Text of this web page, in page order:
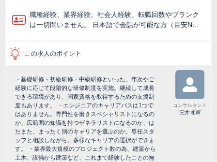
職種経験、業界経験、社会人経験、転職回数やブランク
は一切問いません。 日本語で会話が可能な方（目安N…
この求人のポイント
・基礎研修・初級研修・中級研修といった、年次やご
経験に応じて段階的な研修制度を実施。継続して成長
できる環境があり、国家資格を取得するための支援制
度もあります。 ・エンジニアのキャリアパスは1つで
はありません。専門性を磨きスペシャリストになるの
か、広範囲の知識を持つゼネラリストになるのか、は
たまた、まったく別のキャリアを選ぶのか。専任スタ
ッフと相談しながら、多様なキャリアの選択ができま
す。 ・業界最大規模のプロジェクト数の為、建築から
土木、設備から建築など、これまで経験したことの無
コンサルタント
三井 相輝